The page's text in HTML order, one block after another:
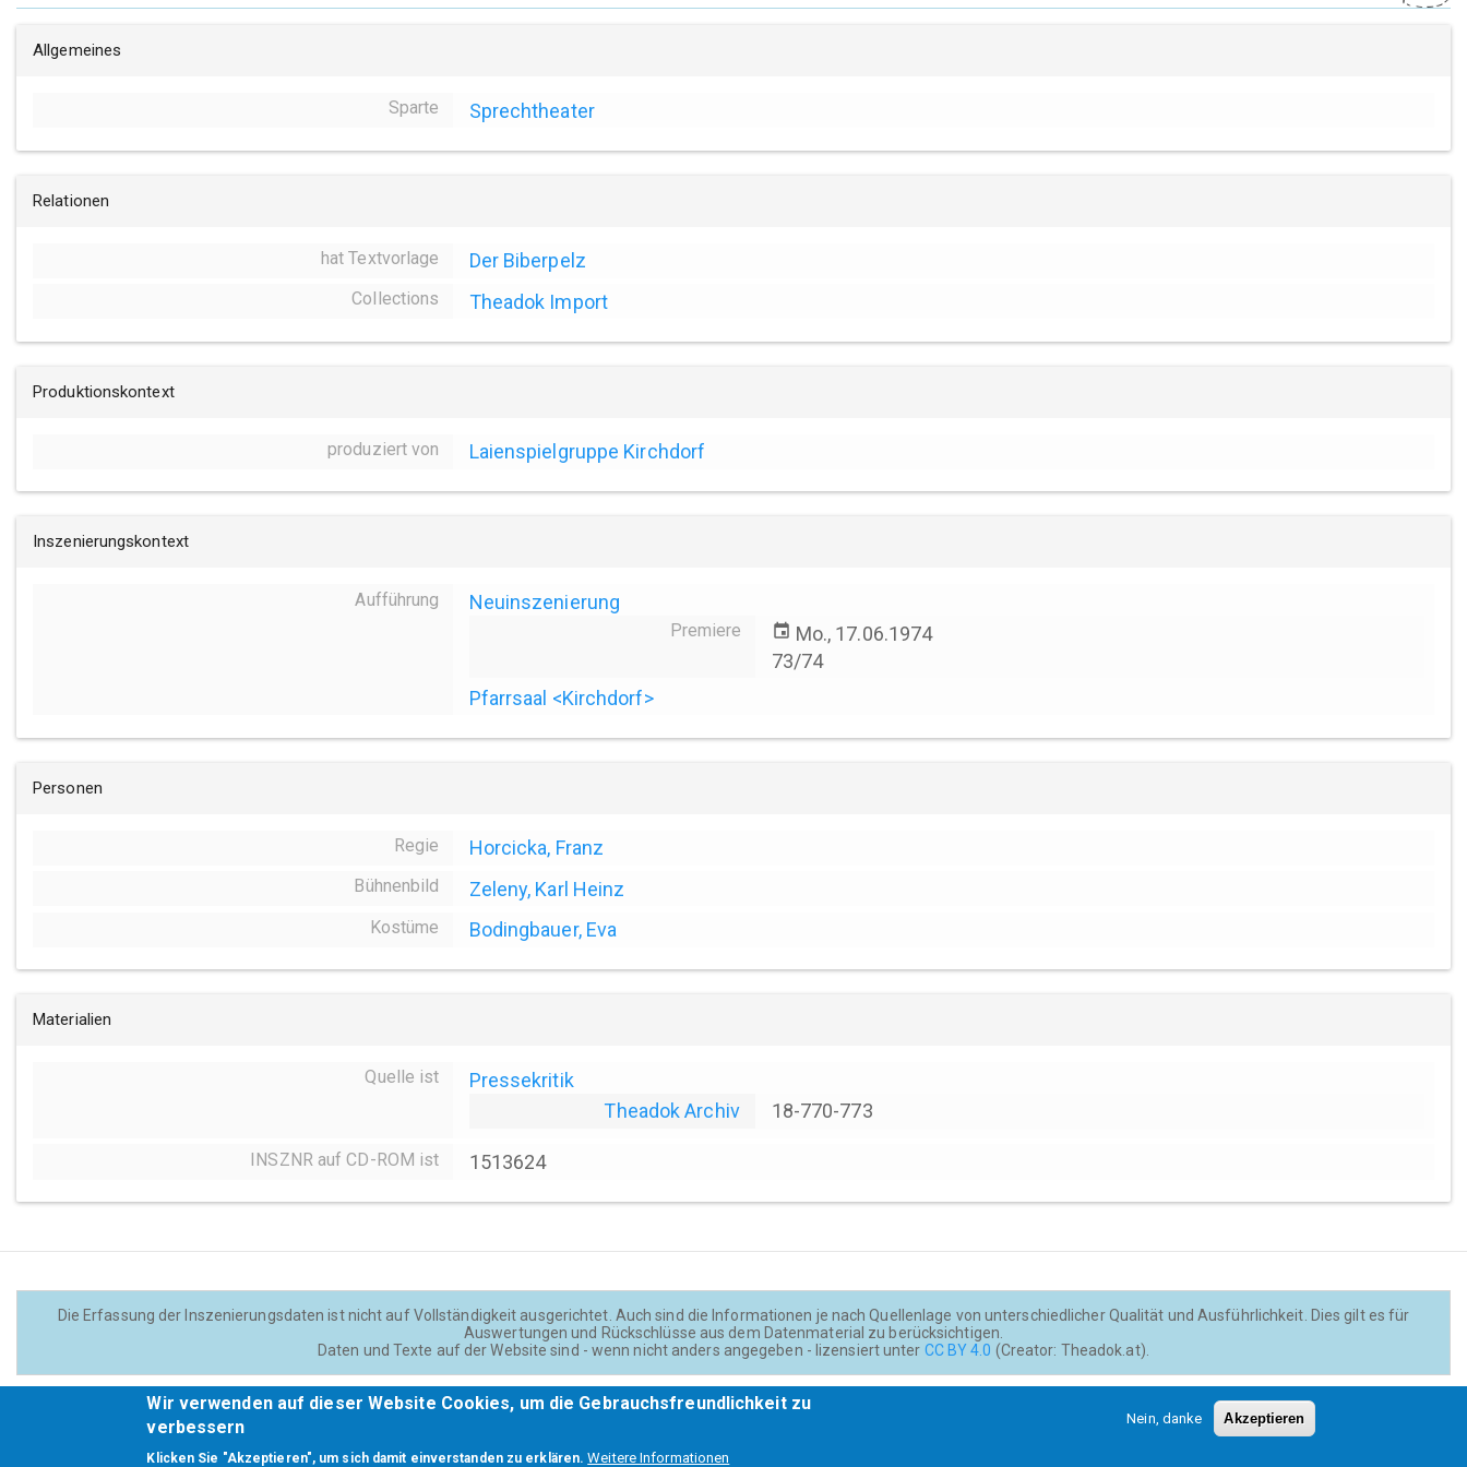
Allgemeines
Sparte Sprechtheater
Relationen
hat Textvorlage Der Biberpelz
Collections Theadok Import
Produktionskontext
produziert von Laienspielgruppe Kirchdorf
Inszenierungskontext
Aufführung Neuinszenierung
Premiere event Mo., 17.06.1974
73/74
Pfarrsaal <Kirchdorf>
Personen
Regie Horcicka, Franz
Bühnenbild Zeleny, Karl Heinz
Kostüme Bodingbauer, Eva
Materialien
Quelle ist
Pressekritik
Theadok Archiv
18-770-773
INSZNR auf CD-ROM ist 1513624
Die Erfassung der Inszenierungsdaten ist nicht auf Vollständigkeit ausgerichtet. Auch sind die Informationen je nach Quellenlage von unterschiedlicher Qualität und Ausführlichkeit. Dies gilt es für
Auswertungen und Rückschlüsse aus dem Datenmaterial zu berücksichtigen.
Daten und Texte auf der Website sind - wenn nicht anders angegeben - lizensiert unter CC BY 4.0 (Creator: Theadok.at).
Footer Barrierefreiheit
Wir verwenden auf dieser Website Cookies, um die Gebrauchsfreundlichkeit zu
verbessern
Klicken Sie "Akzeptieren", um sich damit einverstanden zu erklären. Weitere Informationen
Nein, danke Akzeptieren